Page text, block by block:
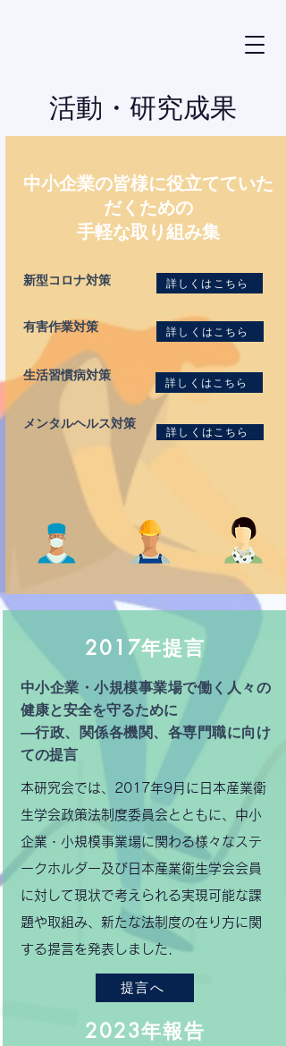
活動・研究成果
中小企業の皆様に役立てていた
だくための
手軽な取り組み集
新型コロナ対策
有害作業対策
生活習慣病対策
メンタルヘルス対策
詳しくはこちら
詳しくはこちら
詳しくはこちら
詳しくはこちら
2017年提言
中小企業・小規模事業場で働く人々の
健康と安全を守るために
―行政、関係各機関、各専門職に向け
ての提言
本研究会では、2017年9月に日本産業衛
生学会政策法制度委員会とともに、中小
企業・小規模事業場に関わる様々なステ
ークホルダー及び日本産業衛生学会会員
に対して現状で考えられる実現可能な課
題や取組み、新たな法制度の在り方に関
する提言を発表しました．
提言へ
2023年報告